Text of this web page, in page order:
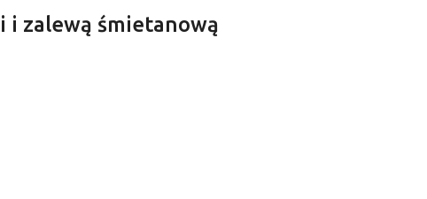
i zalewą śmietanową